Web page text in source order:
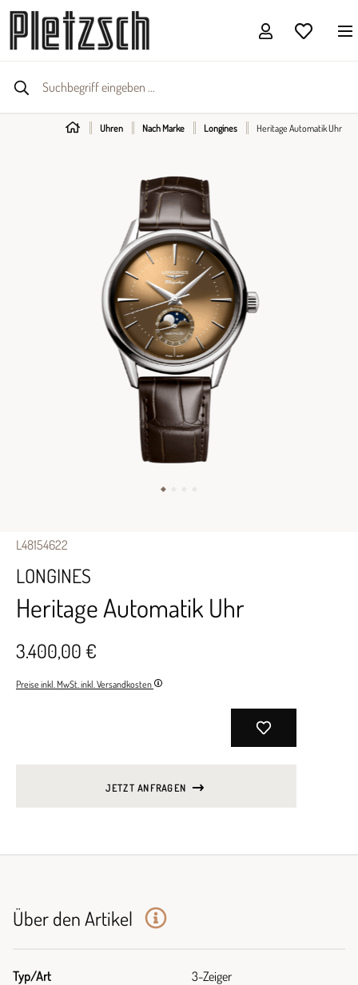
Uhren Nach Marke Longines Heritage Automatik Uhr
L48154622
LONGINES
Heritage Automatik Uhr
3.400,00 €
Preise inkl. MwSt. inkl. Versandkosten
JETZT ANFRAGEN
Über den Artikel
Typ/Art 3-Zeiger